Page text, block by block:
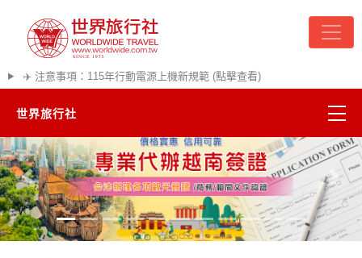
✈️ 注意事項：115年行動電源上機新規範 (點擊查看)
世界旅行社
精彩越南
熱門韓國
超夯日本
往前 往後